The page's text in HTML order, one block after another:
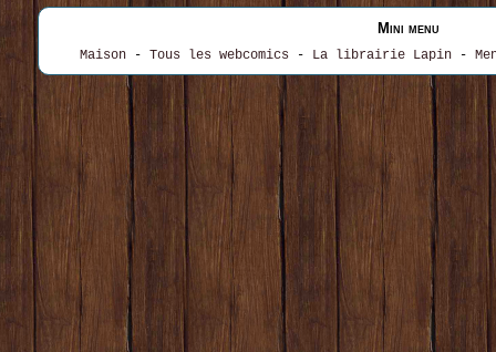
Mini menu
Maison- Tous les webcomics- La librairie Lapin-